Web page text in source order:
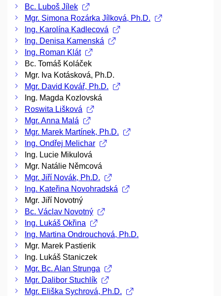
Bc. Luboš Jílek
Mgr. Simona Rozárka Jílková, Ph.D.
Ing. Karolína Kadlecová
Ing. Denisa Kamenská
Ing. Roman Klát
Bc. Tomáš Koláček
Mgr. Iva Kotásková, Ph.D.
Mgr. David Kovář, Ph.D.
Ing. Magda Kozlovská
Roswita Lišková
Mgr. Anna Malá
Mgr. Marek Martínek, Ph.D.
Ing. Ondřej Melichar
Ing. Lucie Mikulová
Mgr. Natálie Němcová
Mgr. Jiří Novák, Ph.D.
Ing. Kateřina Novohradská
Mgr. Jiří Novotný
Bc. Václav Novotný
Ing. Lukáš Okřina
Ing. Martina Ondrouchová, Ph.D.
Mgr. Marek Pastierik
Ing. Lukáš Staniczek
Mgr. Bc. Alan Strunga
Mgr. Dalibor Stuchlík
Mgr. Eliška Sychrová, Ph.D.